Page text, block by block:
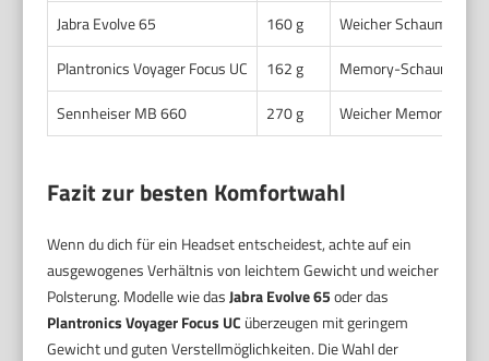
Jabra Evolve 65
160 g
Weicher Schaumstoff,
Plantronics Voyager Focus UC
162 g
Memory-Schaum mit
Sennheiser MB 660
270 g Weicher Memory-
Fazit zur besten Komfortwahl
Wenn du dich für ein Headset entscheidest, achte auf ein
ausgewogenes Verhältnis von leichtem Gewicht und weicher
Polsterung. Modelle wie dasJabra Evolve 65oder das
Plantronics Voyager Focus UC überzeugen mit geringem
Gewicht und guten Verstellmöglichkeiten. Die Wahl der